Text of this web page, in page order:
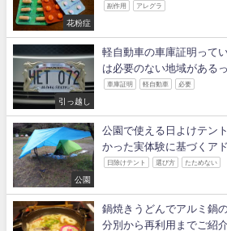
花粉症
副作用 アレグラ
引っ越し
軽自動車の車庫証明って
は必要のない地域がある
車庫証明 軽自動車 必要
公園
公園で使える日よけテン
かった実体験に基づくア
日除けテント 選び方 たためない
鍋焼きうどんでアルミ鍋
分別から再利用までご紹